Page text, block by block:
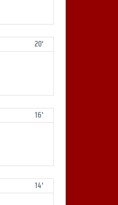
20'
16'
14'